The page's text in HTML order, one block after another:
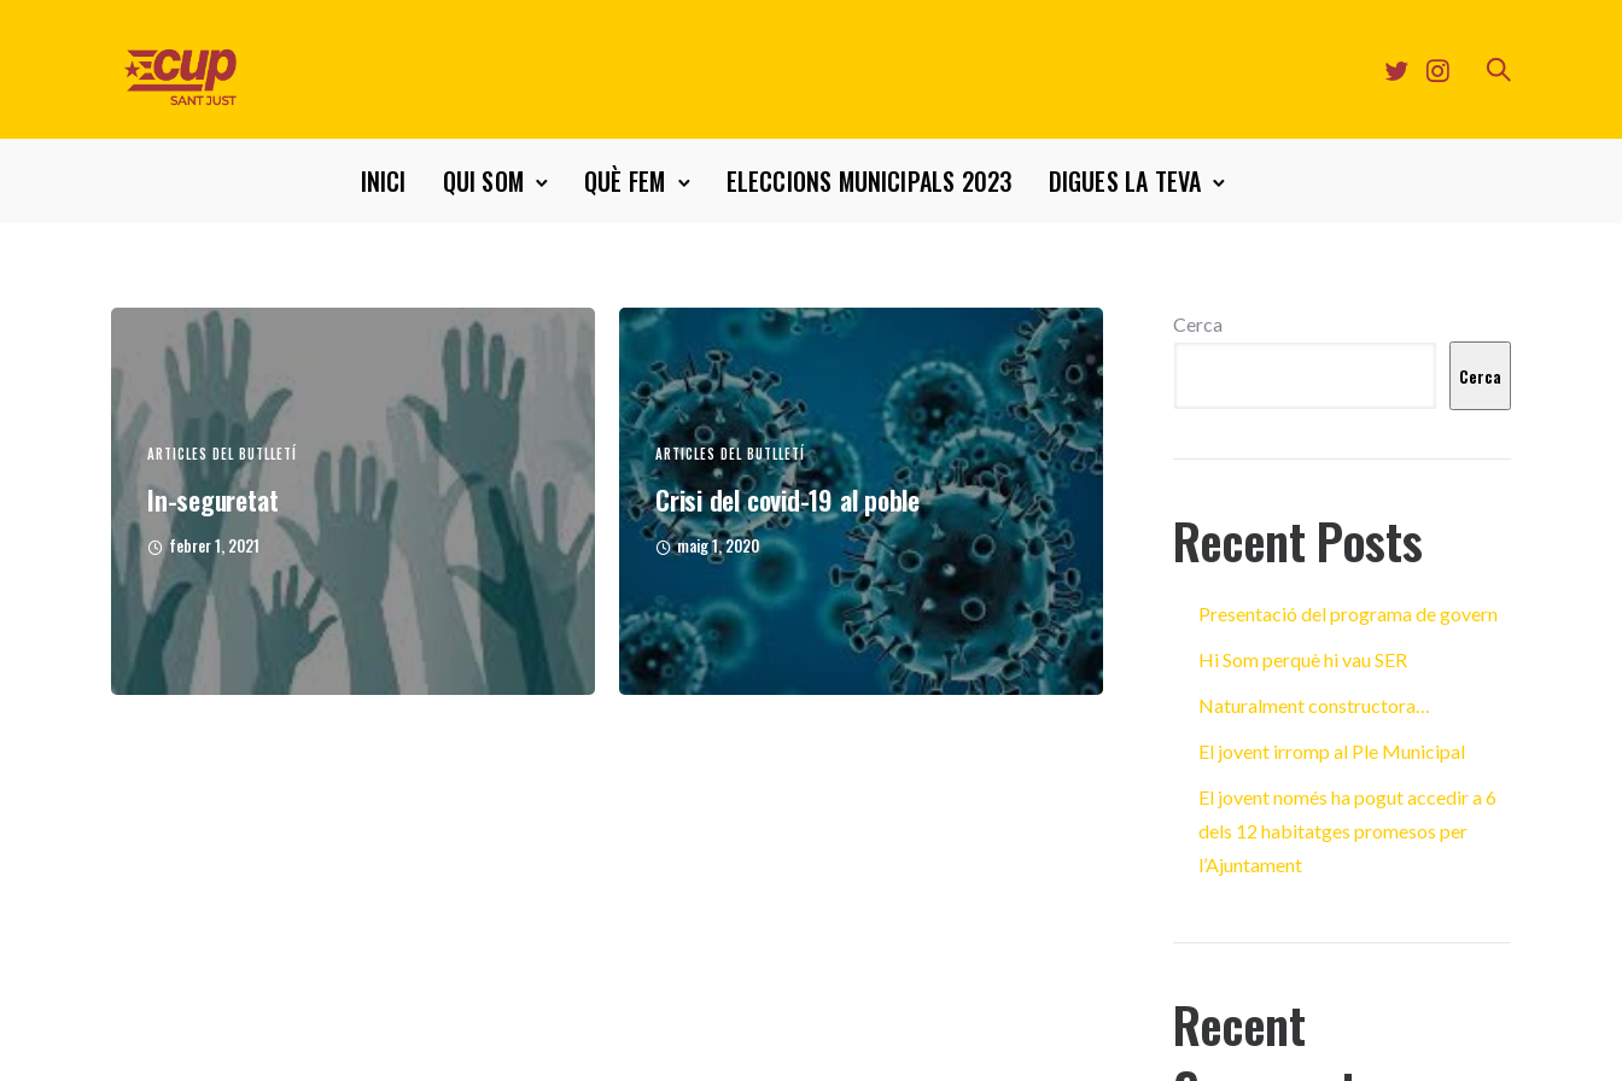
INICI QUI SOM QUÈ FEM ELECCIONS MUNICIPALS 2023 DIGUES LA TEVA
ARTICLES DEL BUTLLETÍ
In-seguretat
febrer 1, 2021
ARTICLES DEL BUTLLETÍ
Crisi del covid-19 al poble
maig 1, 2020
Cerca
Cerca
Recent Posts
Presentació del programa de govern
Hi Som perquè hi vau SER
Naturalment constructora…
El jovent irromp al Ple Municipal
El jovent només ha pogut accedir a 6
dels 12 habitatges promesos per
l’Ajuntament
Recent